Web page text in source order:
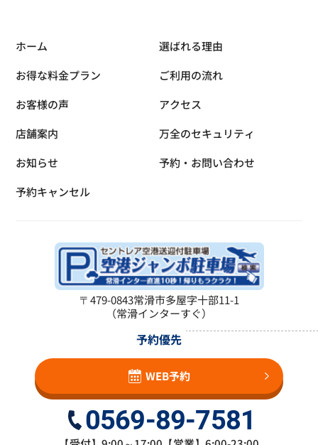
ホーム
選ばれる理由
お得な料金プラン
ご利用の流れ
お客様の声
アクセス
店舗案内
万全のセキュリティ
お知らせ
予約・お問い合わせ
予約キャンセル
〒479-0843常滑市多屋字十部11-1
（常滑インターすぐ）
予約優先
WEB予約
0569-89-7581